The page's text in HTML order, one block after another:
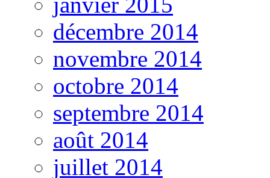
décembre 2014
novembre 2014
octobre 2014
septembre 2014
août 2014
juillet 2014